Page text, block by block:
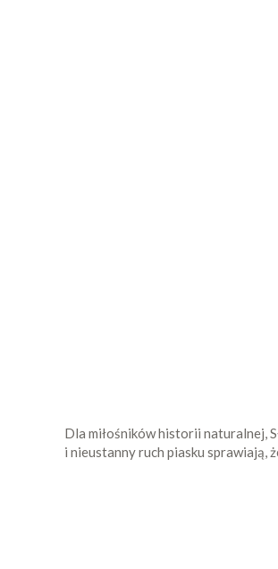
Dla miłośników historii naturalnej,
i nieustanny ruch piasku sprawiają,